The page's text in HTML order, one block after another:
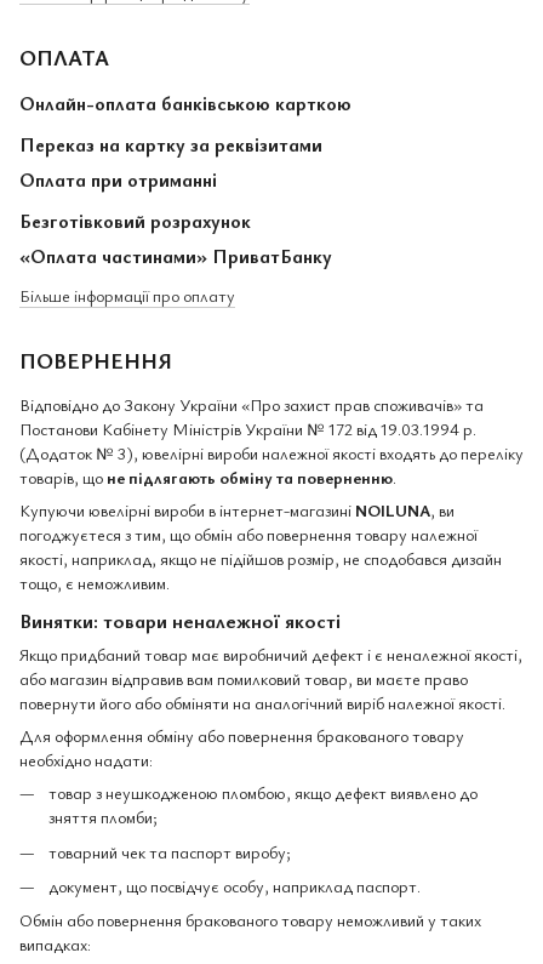
ОПЛАТА
Онлайн-оплата банківською карткою
Переказ на картку за реквізитами
Оплата при отриманні
Безготівковий розрахунок
«Оплата частинами» ПриватБанку
Більше інформації про оплату
ПОВЕРНЕННЯ
Відповідно до Закону України «Про захист прав споживачів» та
Постанови Кабінету Міністрів України № 172 від 19.03.1994 р.
(Додаток № 3), ювелірні вироби належної якості входять до переліку
товарів, що не підлягають обміну та поверненню.
Купуючи ювелірні вироби в інтернет-магазині NOILUNA, ви
погоджуєтеся з тим, що обмін або повернення товару належної
якості, наприклад, якщо не підійшов розмір, не сподобався дизайн
тощо, є неможливим.
Винятки: товари неналежної якості
Якщо придбаний товар має виробничий дефект і є неналежної якості,
або магазин відправив вам помилковий товар, ви маєте право
повернути його або обміняти на аналогічний виріб належної якості.
Для оформлення обміну або повернення бракованого товару
необхідно надати:
товар з неушкодженою пломбою, якщо дефект виявлено до
зняття пломби;
товарний чек та паспорт виробу;
документ, що посвідчує особу, наприклад паспорт.
Обмін або повернення бракованого товару неможливий у таких
випадках: